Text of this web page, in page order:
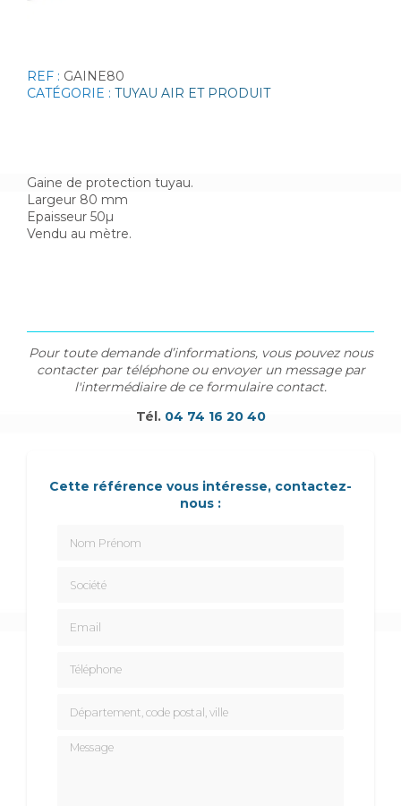
REF : GAINE80
CATÉGORIE : TUYAU AIR ET PRODUIT
Pour toute demande d’informations, vous pouvez nous
contacter par téléphone ou envoyer un message par
l'intermédiaire de ce formulaire contact.
Tél. 04 74 16 20 40
Gaine de protection tuyau.
Largeur 80 mm
Epaisseur 50µ
Vendu au mètre.
Cette référence vous intéresse, contactez-
nous :
Message